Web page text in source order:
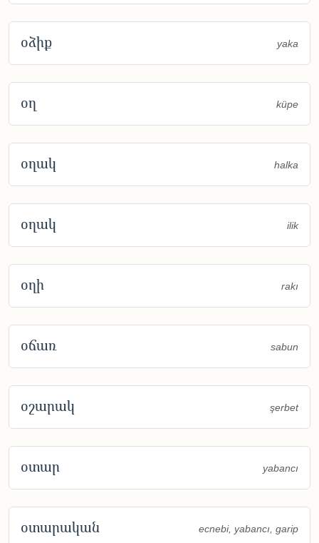
օձիք yaka
օղ küpe
օղակ halka
օղակ ilik
օղի rakı
օճառ sabun
օշարակ şerbet
օտար yabancı
օտարական ecnebi, yabancı, garip